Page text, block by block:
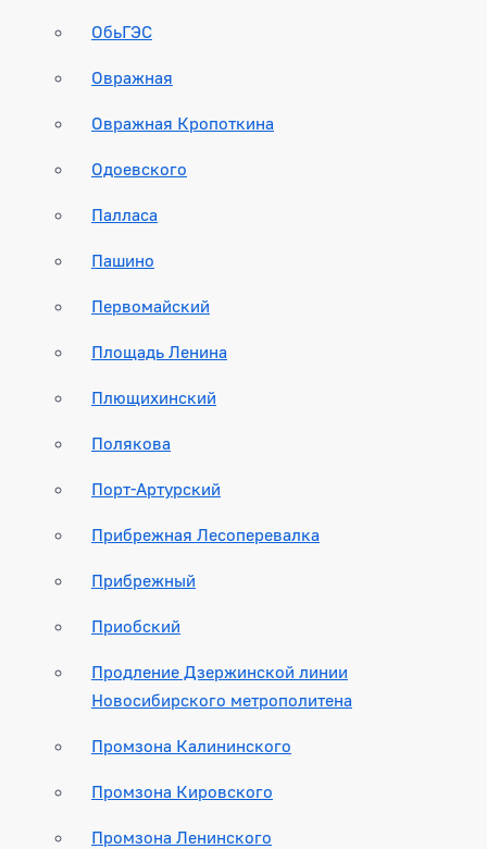
ОбьГЭС
Овражная
Овражная Кропоткина
Одоевского
Палласа
Пашино
Первомайский
Площадь Ленина
Плющихинский
Полякова
Порт-Артурский
Прибрежная Лесоперевалка
Прибрежный
Приобский
Продление Дзержинской линии
Новосибирского метрополитена
Промзона Калининского
Промзона Кировского
Промзона Ленинского